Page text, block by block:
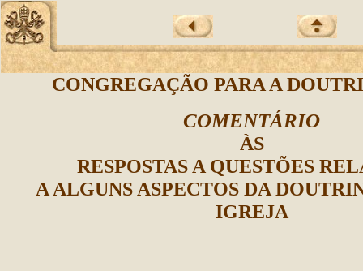
CONGREGAÇÃO PARA A
COMENTÁRIO
ÀS
RESPOSTAS A QUESTÕES
A ALGUNS ASPECTOS DA
IGREJA